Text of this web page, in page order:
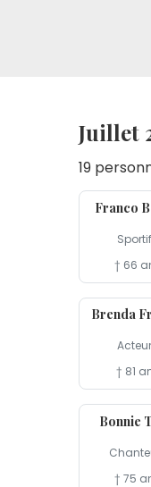
Juillet
19
31 jul
Franco
† 66
16 jul
Brenda
† 81
8 jul
Bonnie
† 75